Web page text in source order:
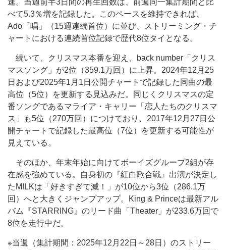
速。当週前半3日間の再生回数は、前週同一集計期間と比
べて5.3％増を記録した。このペースを維持できれば、
Ado「唱」（15週連続首位）に並び、ストリーミング・チ
ャートにおける連続首位記録で歴代8位タイとなる。
続いて、クリスマス本番を迎え、back number「クリス
マスソング」が2位（359.1万回）に上昇。2024年12月25
日および2025年1月1日公開チャートで記録した同曲の最
高位（5位）を更新する見込みだ。同じくクリスマスの定
番ソングであるマライア・キャリー「恋人たちのクリスマ
ス」も5位（270万回）につけており、2017年12月27日公
開チャートで記録した最高位（7位）を更新する可能性が
見えている。
そのほか、年末年始に向けてボーイズグループ2組が存
在感を強めている。自身初の『紅白歌合戦』出演が決定し
たM!LKは「好きすぎて滅！」が10位から3位（286.1万
回）へと大きくジャンプアップ。King & Princeは最新アル
バム『STARRING』のリード曲「Theater」が233.6万回で
8位を走行中だ。
※当週（集計期間：2025年12月22日～28日）のストリー